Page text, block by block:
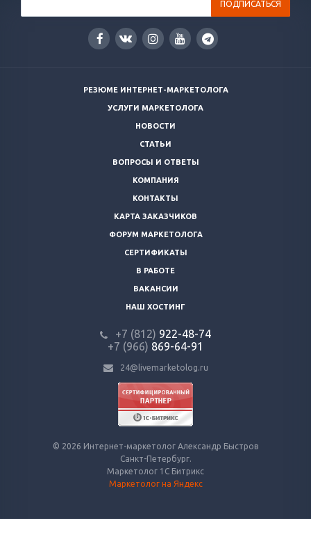
РЕЗЮМЕ ИНТЕРНЕТ-МАРКЕТОЛОГА
УСЛУГИ МАРКЕТОЛОГА
НОВОСТИ
СТАТЬИ
ВОПРОСЫ И ОТВЕТЫ
КОМПАНИЯ
КОНТАКТЫ
КАРТА ЗАКАЗЧИКОВ
ФОРУМ МАРКЕТОЛОГА
СЕРТИФИКАТЫ
В РАБОТЕ
ВАКАНСИИ
НАШ ХОСТИНГ
+7 (812) 922-48-74
+7 (966) 869-64-91
24@livemarketolog.ru
© 2026 Интернет-маркетолог Александр Быстров
Санкт-Петербург.
Маркетолог 1С Битрикс
Маркетолог на Яндекс